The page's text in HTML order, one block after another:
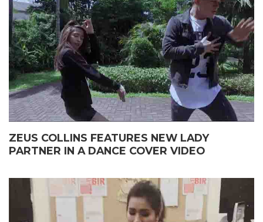
ZEUS COLLINS FEATURES NEW LADY
PARTNER IN A DANCE COVER VIDEO